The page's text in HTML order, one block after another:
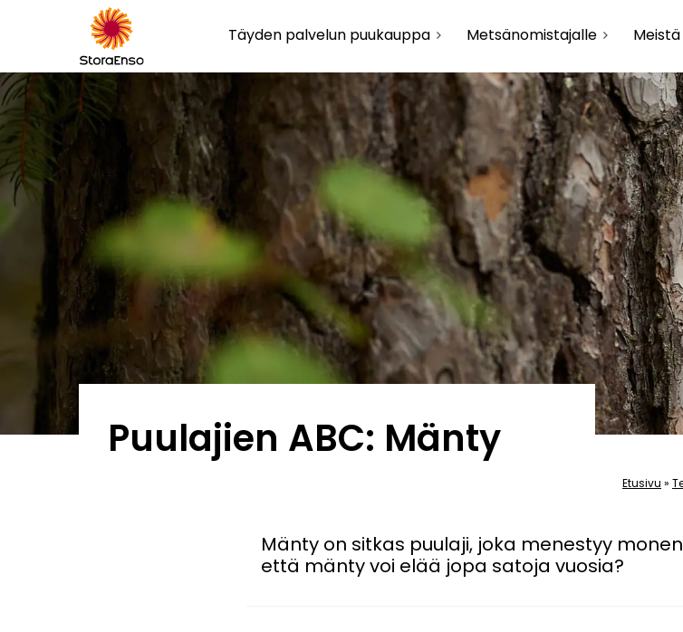
Täyden palvelun puukauppa Metsänomistajalle Meistä
Puulajien ABC: Mänty
Etusivu »
Mänty on sitkas puulaji, joka menestyy
että mänty voi elää jopa satoja vuosia?